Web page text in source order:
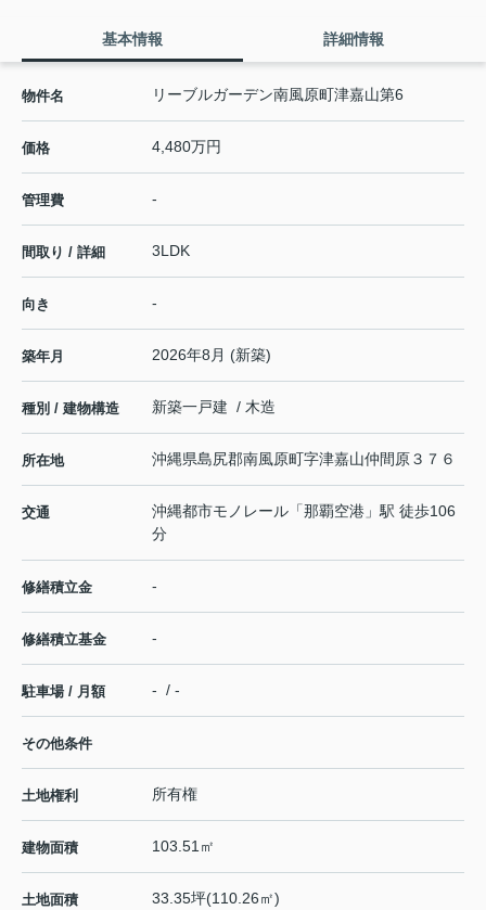
基本情報 詳細情報
物件名 リーブルガーデン南風原町津嘉山第6
価格 4,480万円
管理費 -
間取り / 詳細 3LDK
向き -
築年月 2026年8月 (新築)
種別 / 建物構造 新築一戸建 / 木造
所在地 沖縄県島尻郡南風原町字津嘉山仲間原３７６
交通 沖縄都市モノレール 「那覇空港 」駅 徒歩106
分
修繕積立金 -
修繕積立基金 -
駐車場 / 月額 - / -
その他条件
土地権利 所有権
建物面積 103.51㎡
土地面積 33.35坪(110.26㎡)